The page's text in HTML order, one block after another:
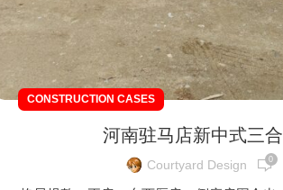
CONSTRUCTION CASES
河南驻马店新中式三
Courtyard Design 0